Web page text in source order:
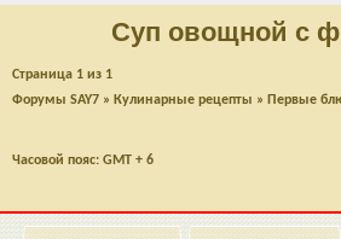
Суп овощной с
Страница 1 из 1
Форумы SAY7 » Кулинарные рецепты » Первые
Часовой пояс: GMT + 6